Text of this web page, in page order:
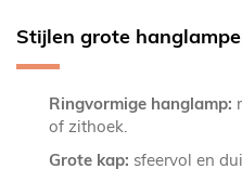
Stijlen grote
Ringvormige hanglamp:
of zithoek.
Grote kap: sfeervol en